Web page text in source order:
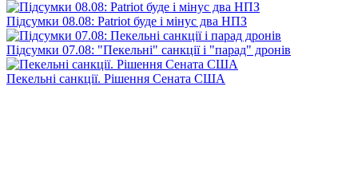
Підсумки 08.08: Patriot буде і мінус два НПЗ
Підсумки 07.08: "Пекельні" санкції і "парад" дронів
Пекельні санкції. Рішення Сената США